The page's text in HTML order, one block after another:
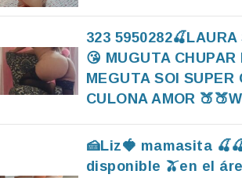
323
😘 MUGUTA CHUPAR
MEGUTA SOI SUPER
CULONA AMOR
🍰Liz🍓 mamasita
disponible 🫒en el